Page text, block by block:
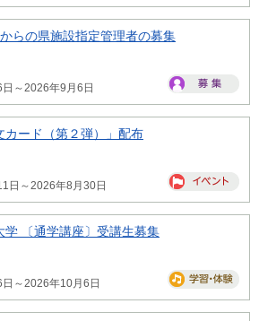
らの県施設指定管理者の募集
～2026年9月6日
カード（第２弾）」配布
日～2026年8月30日
学 〔通学講座〕受講生募集
～2026年10月6日